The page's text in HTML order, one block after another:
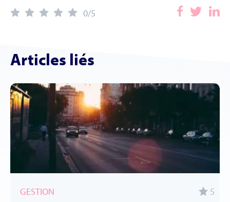
0/5
Articles liés
GESTION 5